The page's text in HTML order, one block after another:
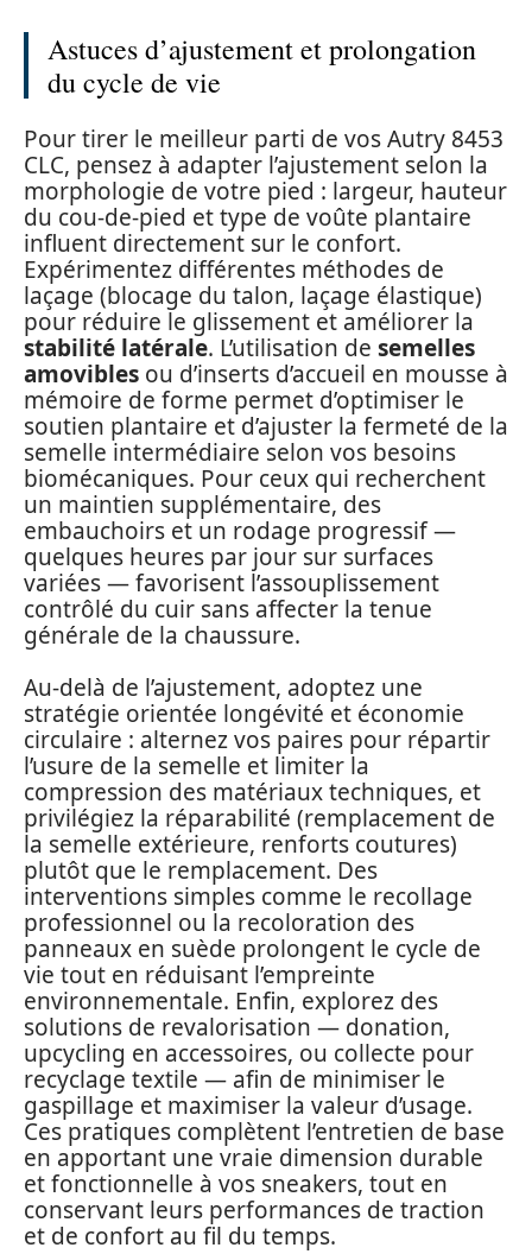
Astuces d’ajustement et prolongation
du cycle de vie
Pour tirer le meilleur parti de vos Autry 8453
CLC, pensez à adapter l’ajustement selon la
morphologie de votre pied : largeur, hauteur
du cou-de-pied et type de voûte plantaire
influent directement sur le confort.
Expérimentez différentes méthodes de
laçage (blocage du talon, laçage élastique)
pour réduire le glissement et améliorer la
stabilité latérale. L’utilisation de semelles
amovibles ou d’inserts d’accueil en mousse à
mémoire de forme permet d’optimiser le
soutien plantaire et d’ajuster la fermeté de la
semelle intermédiaire selon vos besoins
biomécaniques. Pour ceux qui recherchent
un maintien supplémentaire, des
embauchoirs et un rodage progressif —
quelques heures par jour sur surfaces
variées — favorisent l’assouplissement
contrôlé du cuir sans affecter la tenue
générale de la chaussure.
Au-delà de l’ajustement, adoptez une
stratégie orientée longévité et économie
circulaire : alternez vos paires pour répartir
l’usure de la semelle et limiter la
compression des matériaux techniques, et
privilégiez la réparabilité (remplacement de
la semelle extérieure, renforts coutures)
plutôt que le remplacement. Des
interventions simples comme le recollage
professionnel ou la recoloration des
panneaux en suède prolongent le cycle de
vie tout en réduisant l’empreinte
environnementale. Enfin, explorez des
solutions de revalorisation — donation,
upcycling en accessoires, ou collecte pour
recyclage textile — afin de minimiser le
gaspillage et maximiser la valeur d’usage.
Ces pratiques complètent l’entretien de base
en apportant une vraie dimension durable
et fonctionnelle à vos sneakers, tout en
conservant leurs performances de traction
et de confort au fil du temps.